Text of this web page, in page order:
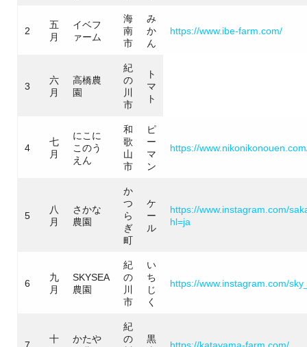
2
五
月
イベフ
ァーム
海
南
市
み
か
ん
https://www.ibe-farm.com/
3
六
月
高橋農
園
紀
の
川
市
ト
マ
ト
4
七
月
にこに
このう
えん
和
歌
山
市
ピ
ー
マ
ン
https://
5
八
月
さかな
農園
か
つ
ら
ぎ
町
ケ
ー
ル
https://www.instagram.com/
hl=ja
6
九
月
SKYSEA
農園
紀
の
川
市
い
ち
じ
く
https://www.instagram.com/
7
十
かたや
紀
の
黒
https://katayama-farm.com/